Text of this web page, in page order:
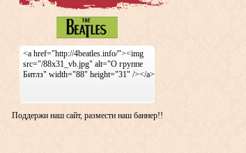
<a href="http://4beatles.info/"><img
src="/88x31_vb.jpg" alt="О группе
Битлз" width="88" height="31" /></a>
Поддержи наш сайт, размести наш баннер!!